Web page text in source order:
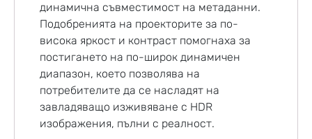
динамична съвместимост на метаданни.
Подобренията на проекторите за по-
висока яркост и контраст помогнаха за
постигането на по-широк динамичен
диапазон, което позволява на
потребителите да се насладят на
завладяващо изживяване с HDR
изображения, пълни с реалност.